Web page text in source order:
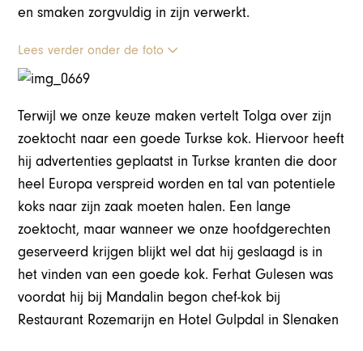
en smaken zorgvuldig in zijn verwerkt.
Lees verder onder de foto
Terwijl we onze keuze maken vertelt Tolga over zijn
zoektocht naar een goede Turkse kok. Hiervoor heeft
hij advertenties geplaatst in Turkse kranten die door
heel Europa verspreid worden en tal van potentiele
koks naar zijn zaak moeten halen. Een lange
zoektocht, maar wanneer we onze hoofdgerechten
geserveerd krijgen blijkt wel dat hij geslaagd is in
het vinden van een goede kok.​ Ferhat Gulesen was
voordat hij bij Mandalin begon chef-kok bij
Restaurant Rozemarijn en Hotel Gulpdal in Slenaken